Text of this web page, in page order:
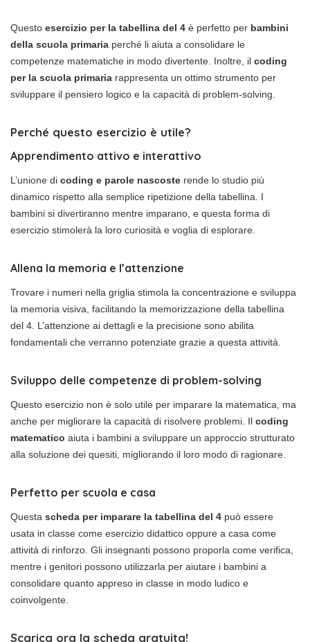
Questo esercizio per la tabellina del 4 è perfetto per bambini
della scuola primaria perché li aiuta a consolidare le
competenze matematiche in modo divertente. Inoltre, il coding
per la scuola primaria rappresenta un ottimo strumento per
sviluppare il pensiero logico e la capacità di problem-solving.
Perché questo esercizio è utile?
Apprendimento attivo e interattivo
L’unione di coding e parole nascoste rende lo studio più
dinamico rispetto alla semplice ripetizione della tabellina. I
bambini si divertiranno mentre imparano, e questa forma di
esercizio stimolerà la loro curiosità e voglia di esplorare.
Allena la memoria e l’attenzione
Trovare i numeri nella griglia stimola la concentrazione e sviluppa
la memoria visiva, facilitando la memorizzazione della tabellina
del 4. L’attenzione ai dettagli e la precisione sono abilita
fondamentali che verranno potenziate grazie a questa attività.
Sviluppo delle competenze di problem-solving
Questo esercizio non è solo utile per imparare la matematica, ma
anche per migliorare la capacità di risolvere problemi. Il coding
matematico aiuta i bambini a sviluppare un approccio strutturato
alla soluzione dei quesiti, migliorando il loro modo di ragionare.
Perfetto per scuola e casa
Questa scheda per imparare la tabellina del 4 può essere
usata in classe come esercizio didattico oppure a casa come
attività di rinforzo. Gli insegnanti possono proporla come verifica,
mentre i genitori possono utilizzarla per aiutare i bambini a
consolidare quanto appreso in classe in modo ludico e
coinvolgente.
Scarica ora la scheda gratuita!